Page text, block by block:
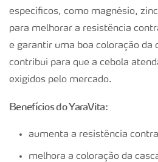
específicos, como magnésio,
para melhorar a resistência
e garantir uma boa coloração da
contribui para que a cebola
exigidos pelo mercado.
Benefícios do YaraVita:
aumenta a resistência
melhora a coloração da